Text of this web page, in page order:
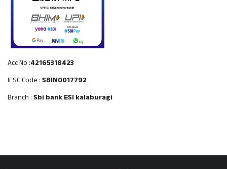
Acc No :42165318423
IFSC Code :SBIN0017792
Branch :Sbi bank ESI kalaburagi